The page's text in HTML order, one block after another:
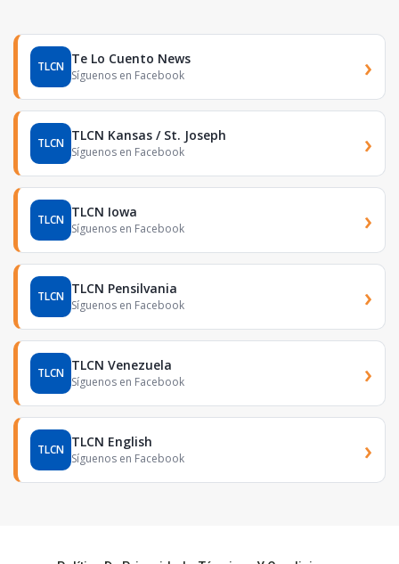
TLCN Te Lo Cuento News
Síguenos en Facebook ›
TLCN TLCN Kansas / St. Joseph
Síguenos en Facebook ›
TLCN TLCN Iowa
Síguenos en Facebook ›
TLCN TLCN Pensilvania
Síguenos en Facebook ›
TLCN TLCN Venezuela
Síguenos en Facebook ›
TLCN TLCN English
Síguenos en Facebook ›